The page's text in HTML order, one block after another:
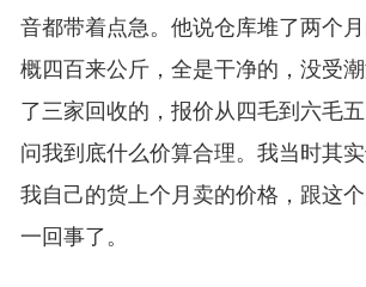
音都带着点急。他说仓库堆了两个
概四百来公斤，全是干净的，没受
了三家回收的，报价从四毛到六毛五
问我到底什么价算合理。我当时其
我自己的货上个月卖的价格，跟这
一回事了。